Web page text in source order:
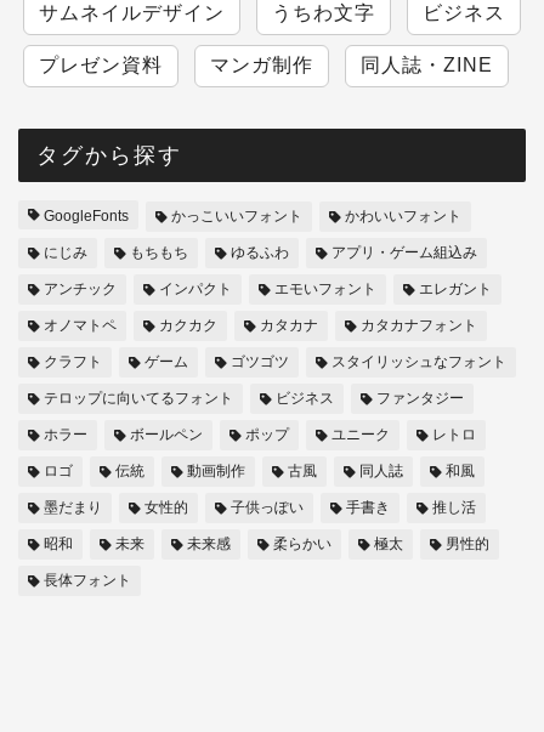
サムネイルデザイン うちわ文字 ビジネス
プレゼン資料 マンガ制作 同人誌・ZINE
タグから探す
GoogleFonts かっこいいフォント かわいいフォント
にじみ もちもち ゆるふわ アプリ・ゲーム組込み
アンチック インパクト エモいフォント エレガント
オノマトペ カクカク カタカナ カタカナフォント
クラフト ゲーム ゴツゴツ スタイリッシュなフォント
テロップに向いてるフォント ビジネス ファンタジー
ホラー ボールペン ポップ ユニーク レトロ
ロゴ 伝統 動画制作 古風 同人誌 和風
墨だまり 女性的 子供っぽい 手書き 推し活
昭和 未来 未来感 柔らかい 極太 男性的
長体フォント